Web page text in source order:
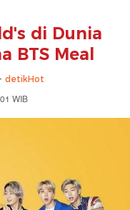
di Dunia
BTS Meal
detikHot
WIB